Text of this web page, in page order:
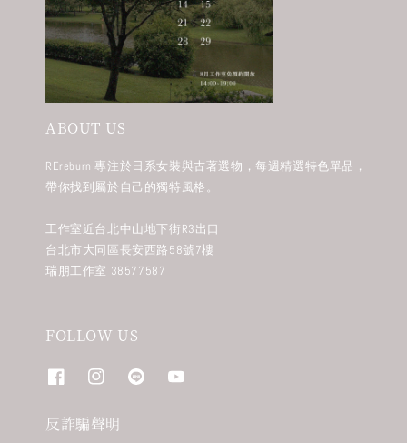
ABOUT US
REreburn 專注於日系女裝與古著選物，每週精選特色單品，
帶你找到屬於自己的獨特風格。
工作室近台北中山地下街R3出口
台北市大同區長安西路58號7樓
瑞朋工作室 38577587
FOLLOW US
反詐騙聲明